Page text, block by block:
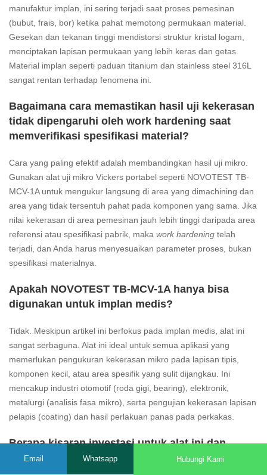
manufaktur implan, ini sering terjadi saat proses pemesinan
(bubut, frais, bor) ketika pahat memotong permukaan material.
Gesekan dan tekanan tinggi mendistorsi struktur kristal logam,
menciptakan lapisan permukaan yang lebih keras dan getas.
Material implan seperti paduan titanium dan stainless steel 316L
sangat rentan terhadap fenomena ini.
Bagaimana cara memastikan hasil uji kekerasan
tidak dipengaruhi oleh work hardening saat
memverifikasi spesifikasi material?
Cara yang paling efektif adalah membandingkan hasil uji mikro.
Gunakan alat uji mikro Vickers portabel seperti NOVOTEST TB-
MCV-1A untuk mengukur langsung di area yang dimachining dan
area yang tidak tersentuh pahat pada komponen yang sama. Jika
nilai kekerasan di area pemesinan jauh lebih tinggi daripada area
referensi atau spesifikasi pabrik, maka work hardening telah
terjadi, dan Anda harus menyesuaikan parameter proses, bukan
spesifikasi materialnya.
Apakah NOVOTEST TB-MCV-1A hanya bisa
digunakan untuk implan medis?
Tidak. Meskipun artikel ini berfokus pada implan medis, alat ini
sangat serbaguna. Alat ini ideal untuk semua aplikasi yang
memerlukan pengukuran kekerasan mikro pada lapisan tipis,
komponen kecil, atau area spesifik yang sulit dijangkau. Ini
mencakup industri otomotif (roda gigi, bearing), elektronik,
metalurgi (analisis fasa mikro), serta pengujian kekerasan lapisan
pelapis (coating) dan hasil perlakuan panas pada perkakas.
Berapa kisaran investasi untuk alat ini dan
bagaimana cara mendapatkannya di Indonesia?
Email Whatsapp Hubungi Kami